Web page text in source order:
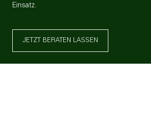
Einsatz.
JETZT BERATEN LASSEN